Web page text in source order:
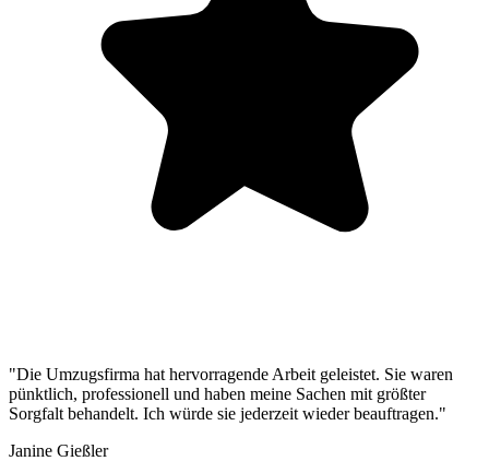
"Die Umzugsfirma hat hervorragende Arbeit geleistet. Sie waren
pünktlich, professionell und haben meine Sachen mit größter
Sorgfalt behandelt. Ich würde sie jederzeit wieder beauftragen."
Janine Gießler